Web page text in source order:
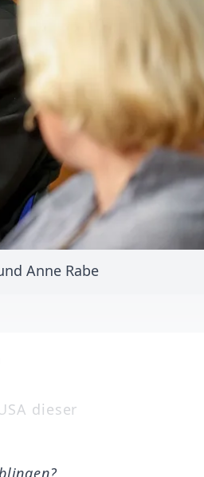
Anne Rabe
dieser